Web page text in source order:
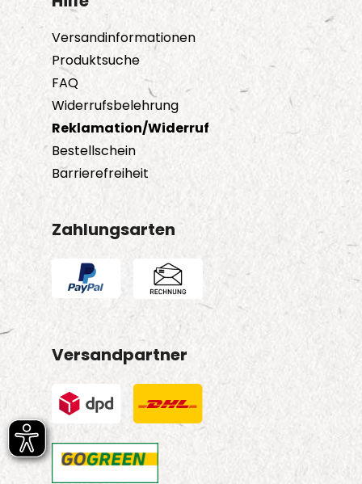
Versandinformationen
Produktsuche
FAQ
Widerrufsbelehrung
Reklamation/Widerruf
Bestellschein
Barrierefreiheit
Zahlungsarten
Versandpartner